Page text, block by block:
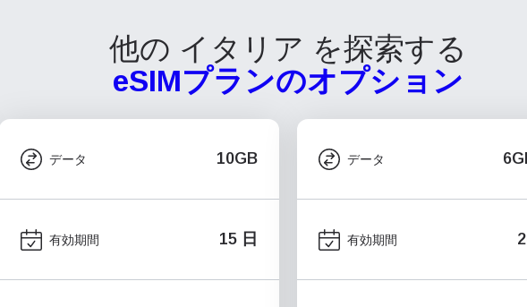
他の イタリア を探索する
eSIMプランのオプション
データ 10GB
有効期間 15 日
データ
有効期間